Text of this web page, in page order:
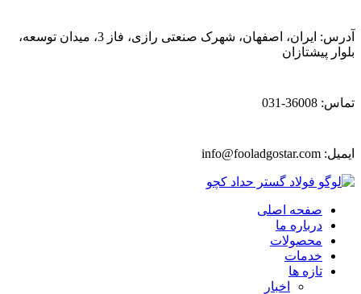
آدرس: ایران، اصفهان، شهرک صنعتی رازی، فاز 3، میدان توسعه،
بلوار پیشتازان
تماس: 36008-031
ایمیل: info@fooladgostar.com
صفحه اصلی
درباره ما
محصولات
خدمات
تازه ها
اخبار